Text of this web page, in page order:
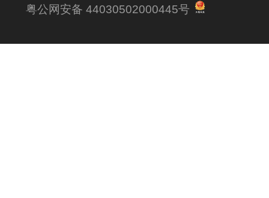
粤公网安备 44030502000445号